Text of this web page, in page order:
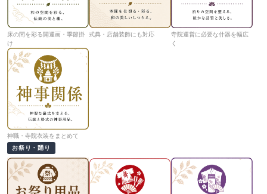
床の間を彩る開運画・季節掛
け
式典・店舗装飾にも対応
寺院運営に必要な什器を幅広
く
神職・寺院衣装をまとめて
お祭り・踊り